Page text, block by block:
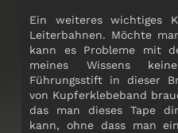
Ein weiteres wichtiges
Leiterbahnen. Möchte
kann es Probleme mit
meines Wissens
Führungsstift in dieser
von Kupferklebeband
das man dieses Tape
kann, ohne dass man